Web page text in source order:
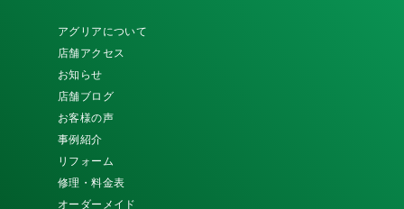
アグリアについて
店舗アクセス
お知らせ
店舗ブログ
お客様の声
事例紹介
リフォーム
修理・料金表
オーダーメイド